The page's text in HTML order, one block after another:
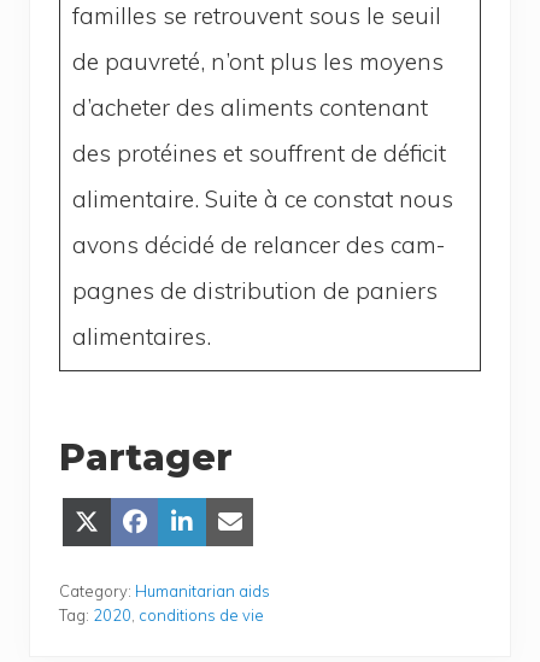
familles se retrouvent sous le seuil
de pau­vre­té, n’ont plus les moyens
d’a­che­ter des ali­ments conte­nant
des pro­téines et souffrent de défi­cit
ali­men­taire. Suite à ce constat nous
avons déci­dé de relan­cer des cam­
pagnes de dis­tri­bu­tion de paniers
alimentaires.
Partager
Share
on
(Twit­
ter)
Share
on
book
Share
on
ke­
dIn
Share
on Email
Category: Humanitarian aids
Tag: 2020, conditions de vie